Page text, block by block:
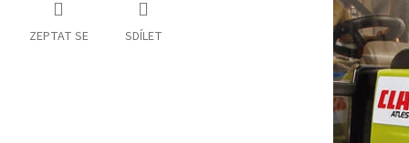
ZEPTAT SE SDÍLET